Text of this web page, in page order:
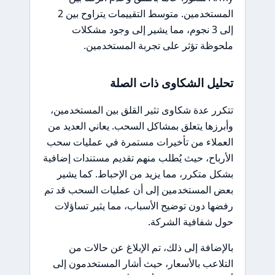
المستخدمين. متوسط التقييمات يتراوح بين 2
إلى 3 نجوم، مما يشير إلى وجود مشكلات
ملحوظة تؤثر على تجربة المستخدمين.
تحليل الشكاوى ذات الصلة
تتكرر عدة شكاوى تثير القلق بين المستخدمين،
وأبرزها يتعلق بمشاكل السحب. يعاني العديد من
العملاء من تأخيرات مستمرة في عمليات سحب
الأرباح، حيث يُطلب منهم تقديم مستندات إضافية
بشكل متكرر، مما يزيد من الإحباط. كما يشير
بعض المستخدمين إلى أن عمليات السحب قد تم
رفضها دون توضيح الأسباب، مما يثير تساؤلات
حول شفافية الشركة.
بالإضافة إلى ذلك، تم الإبلاغ عن حالات من
التلاعب بالأسعار، حيث أشار المستخدمون إلى